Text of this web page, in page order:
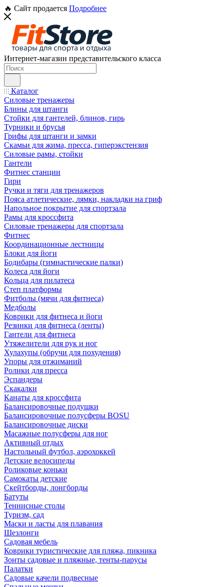
🔥 Сайт продается Подробнее
Интернет-магазин представительского класса
Каталог
Силовые тренажеры
Блины для штанги
Стойки для гантелей, блинов, гирь
Турники и брусья
Грифы для штанги и замки
Скамьи для жима, пресса, гиперэкстензия
Силовые рамы, стойки
Гантели
Фитнес станции
Гири
Ручки и тяги для тренажеров
Пояса атлетические, лямки, накладки на гриф
Напольное покрытие для спортзала
Рамы для кроссфита
Силовые тренажеры для спортзала
Фитнес
Координационные лестницы
Блоки для йоги
Бодибары (гимнастические палки)
Колеса для йоги
Кольца для пилатеса
Степ платформы
Фитболы (мячи для фитнеса)
Медболы
Коврики для фитнеса и йоги
Резинки для фитнеса (ленты)
Гантели для фитнеса
Утяжелители для рук и ног
Хулахупы (обручи для похудения)
Упоры для отжиманий
Ролики для пресса
Эспандеры
Скакалки
Канаты для кроссфита
Балансировочные подушки
Балансировочные полусферы BOSU
Балансировочные диски
Масажные полусферы для ног
Активный отдых
Настольный футбол, аэрохоккей
Детские велосипеды
Роликовые коньки
Самокаты детские
Скейтборды, лонгборды
Батуты
Теннисные столы
Туризм, сад
Маски и ласты для плавания
Шезлонги
Садовая мебель
Коврики туристические для пляжа, пикника
Зонты садовые и пляжные, тенты-парусы
Палатки
Садовые качели подвесные